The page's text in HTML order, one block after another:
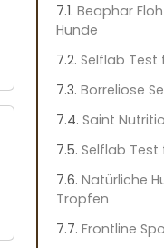
Beaphar
Hunde
Selflab Test
Borreliose
Saint
Selflab Test
Natürliche
Tropfen
Frontline